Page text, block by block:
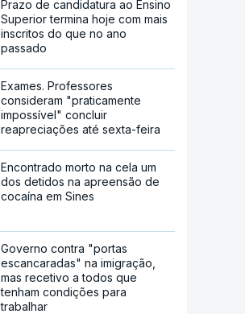
Prazo de candidatura ao Ensino
Superior termina hoje com mais
inscritos do que no ano
passado
Exames. Professores
consideram "praticamente
impossível" concluir
reapreciações até sexta-feira
Encontrado morto na cela um
dos detidos na apreensão de
cocaína em Sines
Governo contra "portas
escancaradas" na imigração,
mas recetivo a todos que
tenham condições para
trabalhar